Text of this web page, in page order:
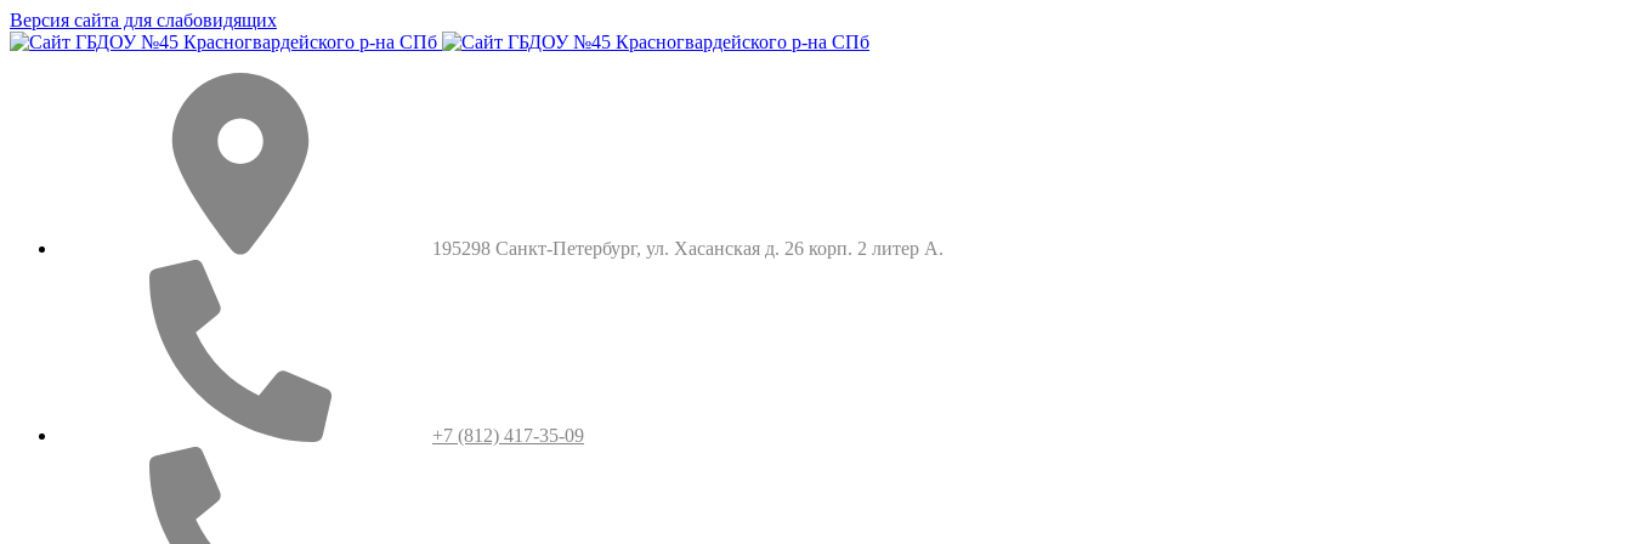
Версия сайта для слабовидящих
195298 Санкт-Петербург, ул. Хасанская д. 26 корп. 2 литер А.
+7 (812) 417-35-09